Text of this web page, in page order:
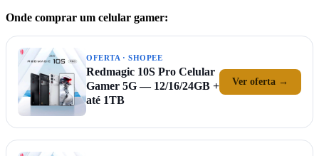
Onde comprar um celular gamer:
OFERTA · SHOPEE
Redmagic 10S Pro Celular
Gamer 5G — 12/16/24GB +
até 1TB
Ver oferta →